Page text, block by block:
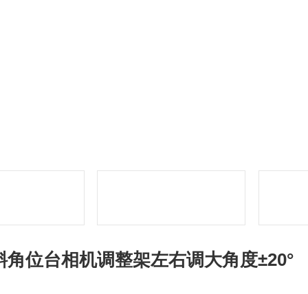
角位台相机调整架左右调大角度±20°